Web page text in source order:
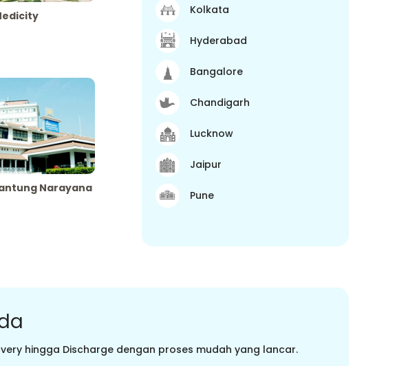
Narayana
Kolkata
Hyderabad
Bangalore
Chandigarh
Lucknow
Jaipur
Pune
hingga Discharge dengan proses mudah yang lancar.